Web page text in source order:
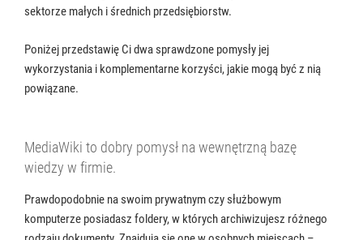
sektorze małych i średnich przedsiębiorstw.
Poniżej przedstawię Ci dwa sprawdzone pomysły jej
wykorzystania i komplementarne korzyści, jakie mogą być z nią
powiązane.
MediaWiki to dobry pomysł na wewnętrzną bazę
wiedzy w firmie.
Prawdopodobnie na swoim prywatnym czy służbowym
komputerze posiadasz foldery, w których archiwizujesz różnego